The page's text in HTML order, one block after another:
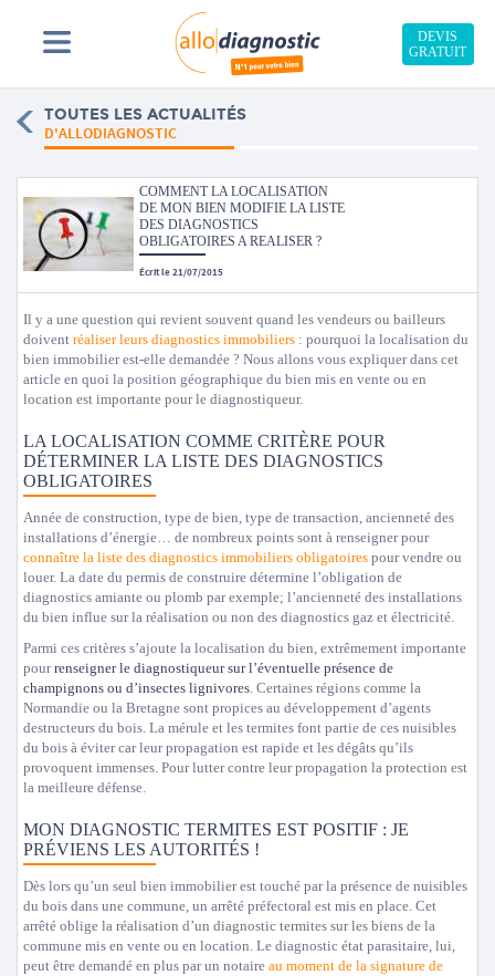
DEVIS
GRATUIT
TOUTES LES ACTUALITÉS
D'ALLODIAGNOSTIC
COMMENT LA LOCALISATION
DE MON BIEN MODIFIE LA LISTE
DES DIAGNOSTICS
OBLIGATOIRES A REALISER ?
Écrit le 21/07/2015
Il y a une question qui revient souvent quand les vendeurs ou bailleurs
doivent réaliser leurs diagnostics immobiliers : pourquoi la localisation du
bien immobilier est-elle demandée ? Nous allons vous expliquer dans cet
article en quoi la position géographique du bien mis en vente ou en
location est importante pour le diagnostiqueur.
LA LOCALISATION COMME CRITÈRE POUR
DÉTERMINER LA LISTE DES DIAGNOSTICS
OBLIGATOIRES
Année de construction, type de bien, type de transaction, ancienneté des
installations d’énergie… de nombreux points sont à renseigner pour
connaître la liste des diagnostics immobiliers obligatoires pour vendre ou
louer. La date du permis de construire détermine l’obligation de
diagnostics amiante ou plomb par exemple; l’ancienneté des installations
du bien influe sur la réalisation ou non des diagnostics gaz et électricité.
Parmi ces critères s’ajoute la localisation du bien, extrêmement importante
pourrenseigner le diagnostiqueur sur l’éventuelle présence de
champignons ou d’insectes lignivores. Certaines régions comme la
Normandie ou la Bretagne sont propices au développement d’agents
destructeurs du bois. La mérule et les termites font partie de ces nuisibles
du bois à éviter car leur propagation est rapide et les dégâts qu’ils
provoquent immenses. Pour lutter contre leur propagation la protection est
la meilleure défense.
MON DIAGNOSTIC TERMITES EST POSITIF : JE
PRÉVIENS LES AUTORITÉS !
Dès lors qu’un seul bien immobilier est touché par la présence de nuisibles
du bois dans une commune, un arrêté préfectoral est mis en place. Cet
arrêté oblige la réalisation d’un diagnostic termites sur les biens de la
commune mis en vente ou en location. Le diagnostic état parasitaire, lui,
peut être demandé en plus par un notaire au moment de la signature de